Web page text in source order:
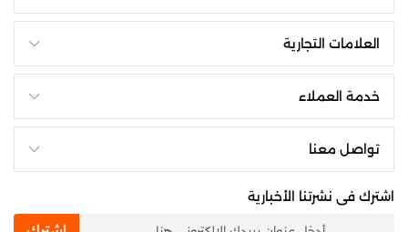
العلامات التجارية
خدمة العملاء
تواصل معنا
اشترك فى نشرتنا الأخبارية